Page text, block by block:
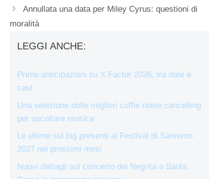
Annullata una data per Miley Cyrus: questioni di
moralità
LEGGI ANCHE:
Prime anticipazioni su X Factor 2026, tra date e
cast
Una selezione delle migliori cuffie noise cancelling
per ascoltare musica
Le ultime sui big presenti al Festival di Sanremo
2027 nei prossimi mesi
Nuovi dettagli sul concerto dei Negrita a Santa